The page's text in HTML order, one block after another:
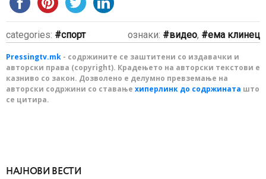
categories: спорт ознаки: видео, ема клинец
Pressingtv.mk - содржините се заштитени со издавачки и
авторски права (copyright). Крадењето на авторски текстови е
казниво со закон. Дозволено е делумно превземање на
авторски содржини со ставање хиперлинк до содржината што
се цитира.
НАЈНОВИ ВЕСТИ